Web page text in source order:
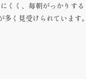
く く、毎朝がっかりす
く見受けられています。